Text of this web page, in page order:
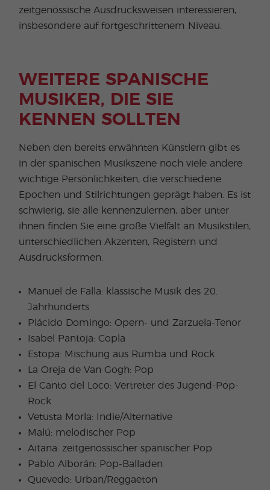
zeitgenössische Ausdrucksweisen interessieren,
insbesondere auf fortgeschrittenem Niveau.
WEITERE SPANISCHE
MUSIKER, DIE SIE
KENNEN SOLLTEN
Neben den bereits erwähnten Künstlern gibt es
in der spanischen Musikszene noch viele andere
wichtige Persönlichkeiten, die verschiedene
Epochen und Stilrichtungen geprägt haben. Es ist
schwierig, sie alle kennenzulernen, aber unter
ihnen finden Sie eine große Vielfalt an Musikstilen,
unterschiedlichen Akzenten, Registern und
Ausdrucksformen.
Manuel de Falla: klassische Musik des 20.
Jahrhunderts
Plácido Domingo: Opern- und Zarzuela-Tenor
Isabel Pantoja: Copla
Estopa: Mischung aus Rumba und Rock
La Oreja de Van Gogh: Pop
El Canto del Loco: Vertreter des Jugend-Pop-
Rock
Vetusta Morla: Indie/Alternative
Malú: melodischer Pop
Aitana: zeitgenössischer spanischer Pop
Pablo Alborán: Pop-Balladen
Quevedo: Urban/Reggaeton